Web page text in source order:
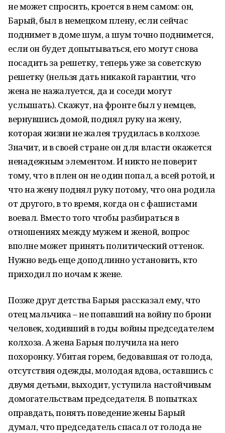
не может спросить, кроется в нем самом: он,
Барый, был в немецком плену, если сейчас
поднимет в доме шум, а шум точно поднимется,
если он будет допытываться, его могут снова
посадить за решетку, теперь уже за советскую
решетку (нельзя дать никакой гарантии, что
жена не нажалуется, да и соседи могут
услышать). Скажут, на фронте был у немцев,
вернувшись домой, поднял руку на жену,
которая жизни не жалея трудилась в колхозе.
Значит, и в своей стране он для власти окажется
ненадежным элементом. И никто не поверит
тому, что в плен он не один попал, а всей ротой, и
что на жену поднял руку потому, что она родила
от другого, в то время, когда он с фашистами
воевал. Вместо того чтобы разбираться в
отношениях между мужем и женой, вопрос
вполне может принять политический оттенок.
Нужно ведь еще доподлинно установить, кто
приходил по ночам к жене.
Позже друг детства Барыя рассказал ему, что
отец мальчика – не попавший на войну по брони
человек, ходивший в годы войны председателем
колхоза. А жена Барыя получила на него
похоронку. Убитая горем, бедовавшая от голода,
отсутствия одежды, молодая вдова, оставшись с
двумя детьми, выходит, уступила настойчивым
домогательствам председателя. В попытках
оправдать, понять поведение жены Барый
думал, что председатель спасал от голода не